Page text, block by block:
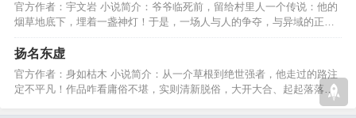
官方作者：宇文岩 小说简介：爷爷临死前，留给村里人一个传说：他的
烟草地底下，埋着一盏神灯！于是，一场人与人的争夺，与异域的正邪
较量，一天天上演………
扬名东虚
官方作者：身如枯木 小说简介：从一介草根到绝世强者，他走过的路注
定不平凡！作品咋看庸俗不堪，实则清新脱俗，大开大合、起起落落，